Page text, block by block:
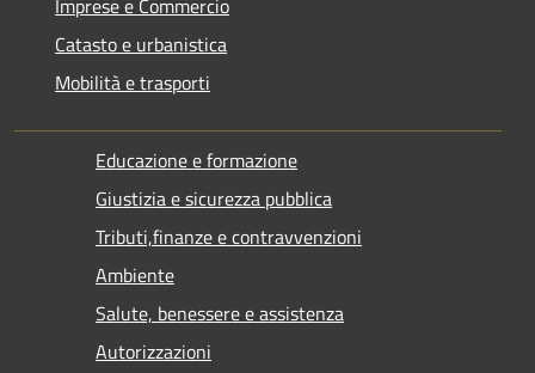
Imprese e Commercio
Catasto e urbanistica
Mobilità e trasporti
Educazione e formazione
Giustizia e sicurezza pubblica
Tributi,finanze e contravvenzioni
Ambiente
Salute, benessere e assistenza
Autorizzazioni